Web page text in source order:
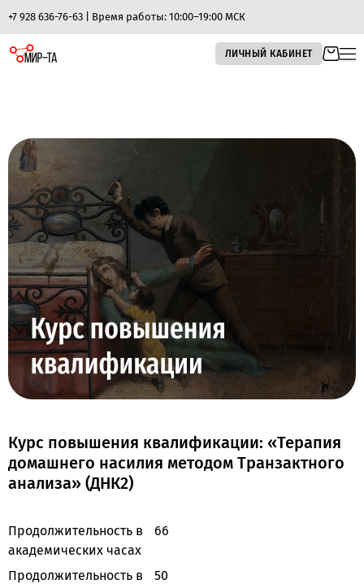
+7 928 636-76-63 | Время работы: 10:00–19:00 МСК
ЛИЧНЫЙ КАБИНЕТ
Курс повышения квалификации: «Терапия
домашнего насилия методом Транзактного
анализа» (ДНК2)
Продолжительность в
академических часах
66
Продолжительность в
50